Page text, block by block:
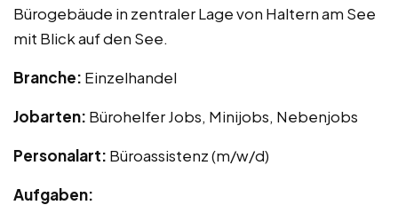
Bürogebäude in zentraler Lage von Haltern am See
mit Blick auf den See.
Branche: Einzelhandel
Jobarten: Bürohelfer Jobs, Minijobs, Nebenjobs
Personalart: Büroassistenz (m/w/d)
Aufgaben: